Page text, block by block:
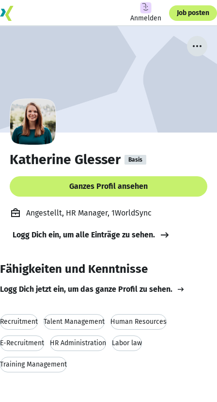
Anmelden
Job posten
Katherine Glesser Basis
Ganzes Profil ansehen
Angestellt, HR Manager, 1WorldSync
Logg Dich ein, um alle Einträge zu sehen.
Fähigkeiten und Kenntnisse
Logg Dich jetzt ein, um das ganze Profil zu sehen.
Recruitment Talent Management Human Resources
E-Recruitment HR Administration Labor law
Training Management